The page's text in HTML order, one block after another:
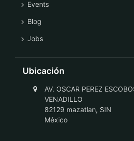
Events
Blog
Jobs
Ubicación
AV. OSCAR PEREZ
VENADILLO
82129 mazatlan, SIN
México